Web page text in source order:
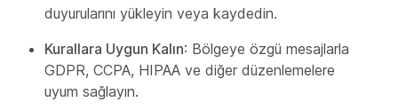
duyurularını yükleyin veya kaydedin.
Kurallara Uygun Kalın: Bölgeye özgü mesajlarla
GDPR, CCPA, HIPAA ve diğer düzenlemelere
uyum sağlayın.